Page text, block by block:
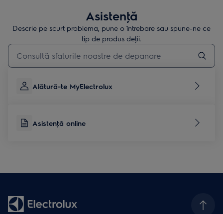
Asistenţă
Descrie pe scurt problema, pune o întrebare sau spune-ne ce
tip de produs deţii.
Type to search for support articles
Alătură-te MyElectrolux
Asistenţă online